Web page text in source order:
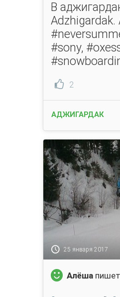
В
Adzhigardak.
#sony,
2
АДЖИГАРДАК
25 января 2017
Алёша